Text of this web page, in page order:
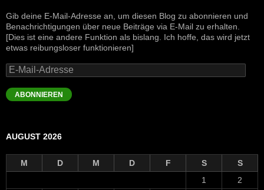
Gib deine E-Mail-Adresse an, um diesen Blog zu abonnieren und
Benachrichtigungen über neue Beiträge via E-Mail zu erhalten.
[Dies ist eine andere Funktion als bislang. Ich hoffe, das wird jetzt
etwas reibungsloser funktionieren]
E-
Mail-
Adresse
ABONNIEREN
AUGUST 2026
M D M D F S
S
1
2